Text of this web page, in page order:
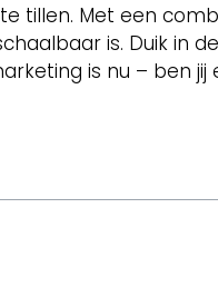
tillen. Met een
is. Duik in
is nu – ben jij